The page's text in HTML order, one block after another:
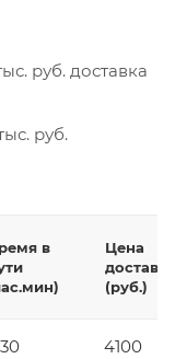
руб. доставка
руб.
в
Цена
(руб.)
4100